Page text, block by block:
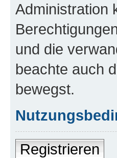
Administration
und die
beachte auch
bewegst.
Registrieren